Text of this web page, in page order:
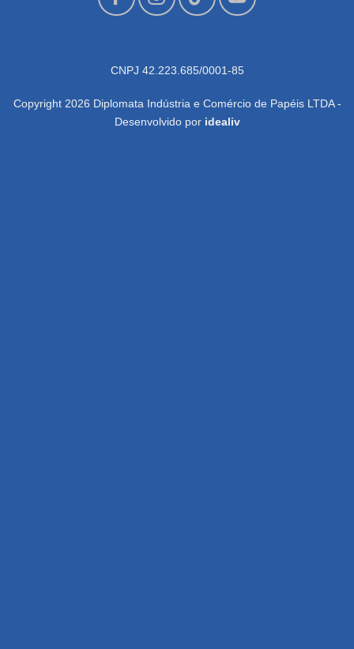
CNPJ 42.223.685/0001-85
Copyright 2026 Diplomata Indústria e Comércio de Papéis LTDA -
Desenvolvido por idealiv